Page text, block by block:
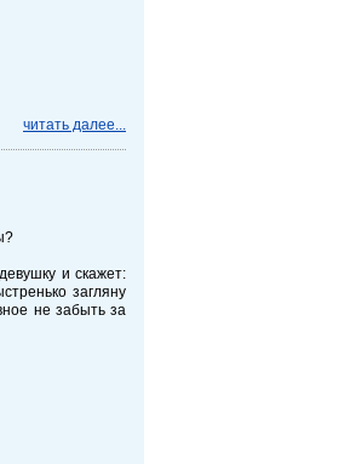
читать далее...
и скажет:
загляну
не забыть за